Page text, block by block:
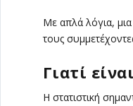
Με απλά λόγια,
τους
Γιατί
Η στατιστική